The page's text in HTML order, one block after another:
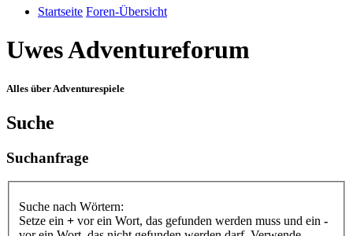
Startseite Foren-Übersicht
Uwes Adventureforum
Alles über Adventurespiele
Suche
Suchanfrage
Suche nach Wörtern:
Setze ein + vor ein Wort, das gefunden werden muss und ein -